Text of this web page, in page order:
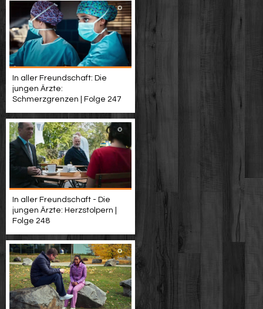
In aller Freundschaft: Die
jungen Ärzte:
Schmerzgrenzen | Folge 247
In aller Freundschaft - Die
jungen Ärzte: Herzstolpern |
Folge 248